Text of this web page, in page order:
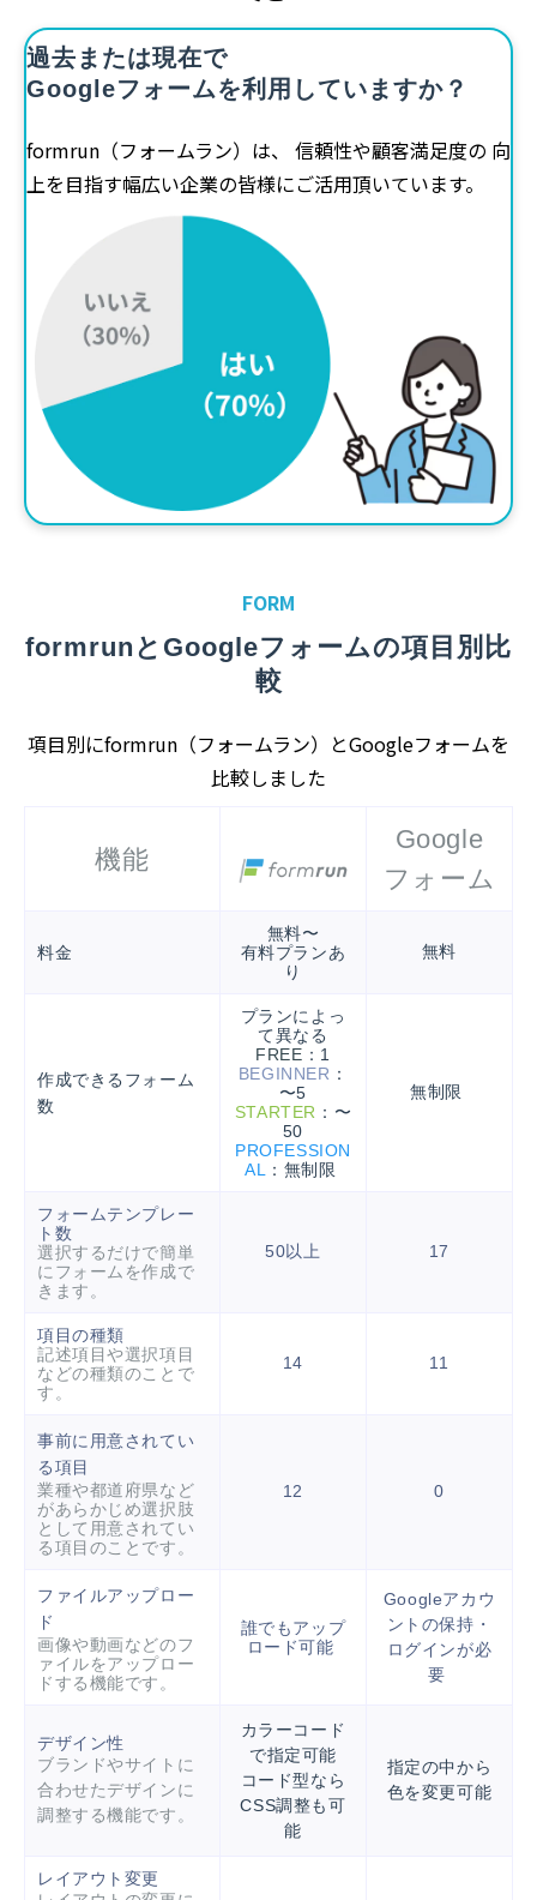
過去または現在で
Googleフォームを利用していますか？
formrun（フォームラン）は、 信頼性や顧客満足度の 向
上を目指す幅広い企業の皆様にご活用頂いています。
FORM
formrunとGoogleフォームの項目別比
較
項目別にformrun（フォームラン）とGoogleフォームを
比較しました
機能
Google
フォーム
料金
無料〜
有料プランあ
り
無料
作成できるフォーム
数
プランによっ
て異なる
FREE ：1
BEGINNER ：
〜5
STARTER ：〜
50
PROFESSION
AL
：無制限
無制限
フォームテンプレー
ト数
選択するだけで簡単
にフォームを作成で
きます。
50以上 17
項目の種類
記述項目や選択項目
などの種類のことで
す。
14 11
事前に用意されてい
る項目
業種や都道府県など
があらかじめ選択肢
として用意されてい
る項目のことです。
12 0
ファイルアップロー
ド
画像や動画などのフ
ァイルをアップロー
ドする機能です。
誰でもアップ
ロード可能
Googleアカウ
ントの保持・
ログインが必
要
デザイン性
ブランドやサイトに
合わせたデザインに
調整する機能です。
カラーコード
で指定可能
コード型なら
CSS調整も可
能
指定の中から
色を変更可能
レイアウト変更